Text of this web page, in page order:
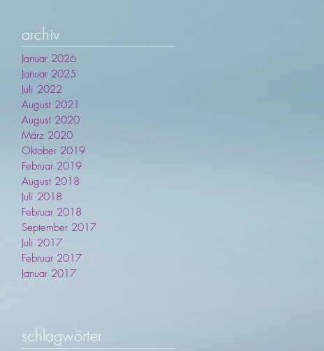
archiv
Januar 2026
Januar 2025
Juli 2022
August 2021
August 2020
März 2020
Oktober 2019
Februar 2019
August 2018
Juli 2018
Februar 2018
September 2017
Juli 2017
Februar 2017
Januar 2017
schlagwörter